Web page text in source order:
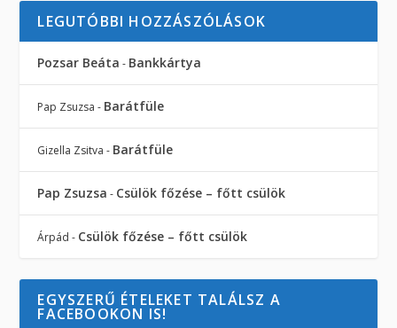
LEGUTÓBBI HOZZÁSZÓLÁSOK
Pozsar Beáta - Bankkártya
Pap Zsuzsa - Barátfüle
Gizella Zsitva - Barátfüle
Pap Zsuzsa - Csülök főzése – főtt csülök
Árpád - Csülök főzése – főtt csülök
EGYSZERŰ ÉTELEKET TALÁLSZ A
FACEBOOKON IS!